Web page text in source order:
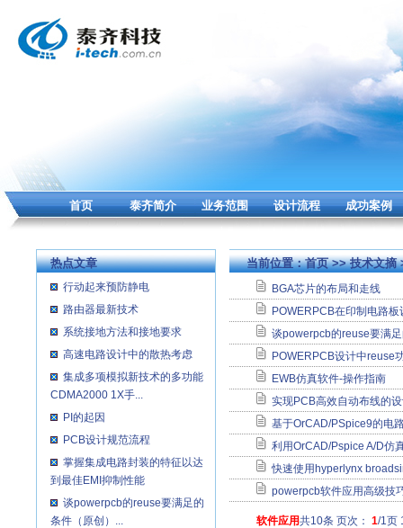
首页 泰齐简介 业务范围 设计流程 成功案例
热点文章
行动起来预防静电
路由器最新技术
系统接地方法和接地要求
高速电路设计中的散热考虑
集成多项模拟新技术的多功能
CDMA2000 1X手...
PI的起因
PCB设计规范流程
掌握集成电路封装的特征以达
到最佳EMI抑制性能
谈powerpcb的reuse要满足的
条件（原创）...
当前位置：首页>>技术文摘
BGA芯片的布局和走线
POWERPCB在印制电路
谈powerpcb的reuse要满
POWERPCB设计中reuse
EWB仿真软件-操作指南
实现PCB高效自动布线的
基于OrCAD/PSpice9的电
利用OrCAD/Pspice A/D仿
快速使用hyperlynx
powerpcb软件应用高级技
软件应用共10条 页次： 1/1页